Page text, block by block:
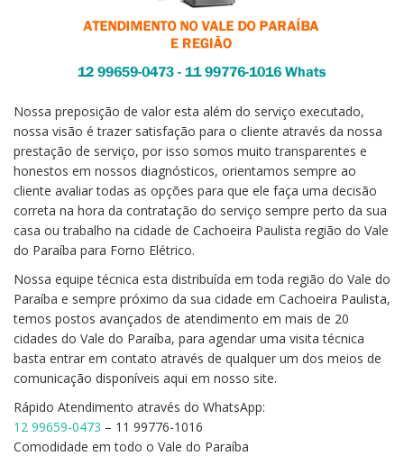
Nossa preposição de valor esta além do serviço executado,
nossa visão é trazer satisfação para o cliente através da nossa
prestação de serviço, por isso somos muito transparentes e
honestos em nossos diagnósticos, orientamos sempre ao
cliente avaliar todas as opções para que ele faça uma decisão
correta na hora da contratação do serviço sempre perto da sua
casa ou trabalho na cidade de Cachoeira Paulista região do Vale
do Paraíba para Forno Elétrico.
Nossa equipe técnica esta distribuída em toda região do Vale do
Paraíba e sempre próximo da sua cidade em Cachoeira Paulista,
temos postos avançados de atendimento em mais de 20
cidades do Vale do Paraíba, para agendar uma visita técnica
basta entrar em contato através de qualquer um dos meios de
comunicação disponíveis aqui em nosso site.
Rápido Atendimento através do WhatsApp:
12 99659-0473 – 11 99776-1016
Comodidade em todo o Vale do Paraíba